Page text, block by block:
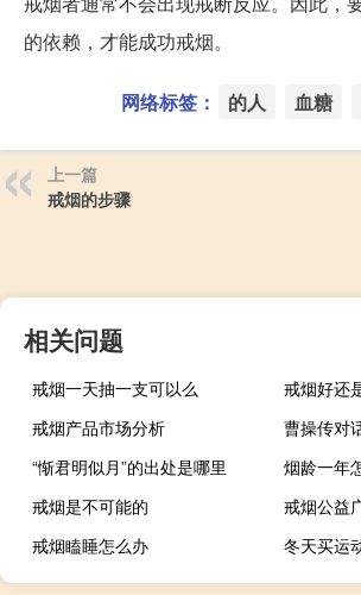
的依赖，才能成功戒烟。
网络标签： 的人 血糖
上一篇
戒烟的步骤
相关问题
戒烟一天抽一支可以么
戒烟好还
戒烟产品市场分析
曹操传对
“惭君明似月”的出处是哪里
烟龄一年
戒烟是不可能的
戒烟公益
戒烟瞌睡怎么办
冬天买运